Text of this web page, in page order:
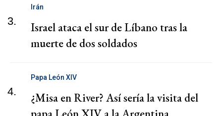
3.
Irán
Israel ataca el sur de Líbano tras la
muerte de dos soldados
4.
Papa León XIV
¿Misa en River? Así sería la visita del